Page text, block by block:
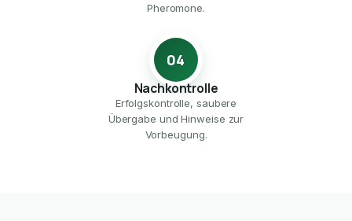
Pheromone.
04
Nachkontrolle
Erfolgskontrolle, saubere
Übergabe und Hinweise zur
Vorbeugung.